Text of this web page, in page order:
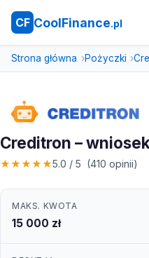
CF CoolFinance.pl
Strona główna Pożyczki
Creditron –
★★★★★5.0 / 5 (410 opinii)
MAKS. KWOTA
15 000 zł